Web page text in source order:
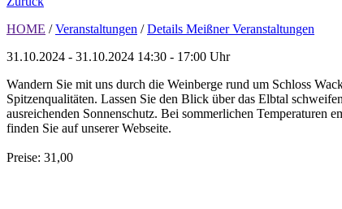
HOME / Veranstaltungen / Details Meißner Veranstaltungen
31.10.2024 - 31.10.2024 14:30 - 17:00 Uhr
Wandern Sie mit uns durch die Weinberge rund um Schloss
Spitzenqualitäten. Lassen Sie den Blick über das Elbtal
ausreichenden Sonnenschutz. Bei sommerlichen
finden Sie auf unserer Webseite.
Preise: 31,00